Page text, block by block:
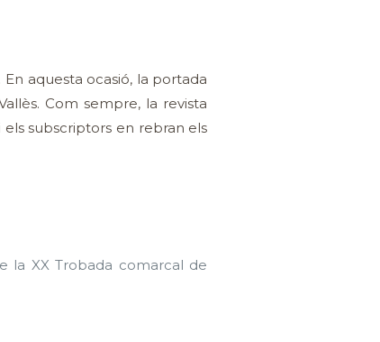
aquesta ocasió, la portada
Com sempre, la revista
els subscriptors en rebran els
la XX Trobada comarcal de